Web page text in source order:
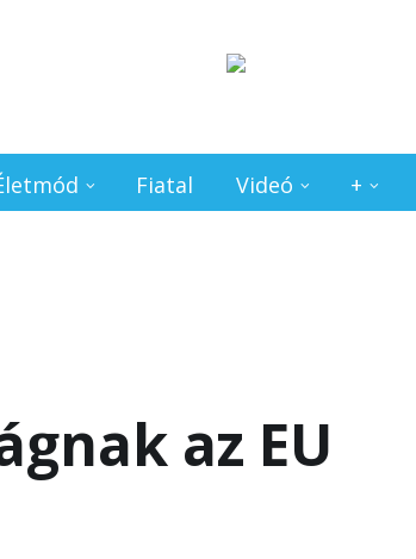
Fiatal Videó +
az EU